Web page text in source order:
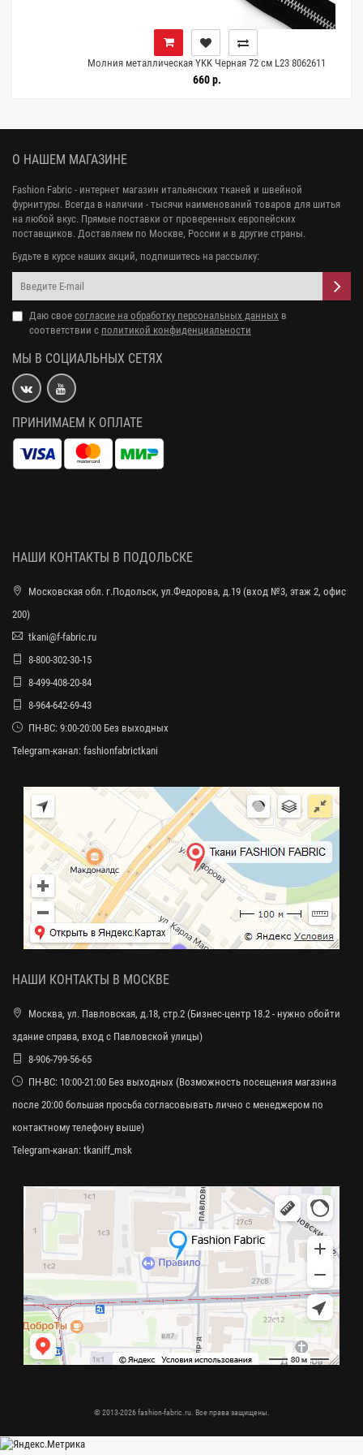
Молния металлическая YKK Черная 72 см L23 8062611
660 р.
О НАШЕМ МАГАЗИНЕ
Fashion Fabric - интернет магазин итальянских тканей и швейной
фурнитуры. Всегда в наличии - тысячи наименований товаров для шитья
на любой вкус. Прямые поставки от проверенных европейских
поставщиков. Доставляем по Москве, России и в другие страны.
Будьте в курсе наших акций, подпишитесь на рассылку:
Даю свое согласие на обработку персональных данных в
соответствии с политикой конфиденциальности
МЫ В СОЦИАЛЬНЫХ СЕТЯХ
ПРИНИМАЕМ К ОПЛАТЕ
НАШИ КОНТАКТЫ В ПОДОЛЬСКЕ
Московская обл. г.Подольск, ул.Федорова, д.19 (вход №3, этаж 2, офис
200)
tkani@f-fabric.ru
8-800-302-30-15
8-499-408-20-84
8-964-642-69-43
ПН-ВС: 9:00-20:00 Без выходных
Telegram-канал: fashionfabrictkani
НАШИ КОНТАКТЫ В МОСКВЕ
Москва, ул. Павловская, д.18, стр.2 (Бизнес-центр 18.2 - нужно обойти
здание справа, вход с Павловской улицы)
8-906-799-56-65
ПН-ВС: 10:00-21:00 Без выходных (Возможность посещения магазина
после 20:00 большая просьба согласовывать лично с менеджером по
контактному телефону выше)
Telegram-канал: tkaniff_msk
© 2013-2026 fashion-fabric.ru. Все права защищены.